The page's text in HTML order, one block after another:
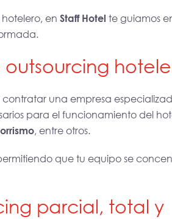
en Staff Hotel te guiamos
una empresa
para el funcionamiento del
, entre otros.
que tu equipo se
parcial, total y